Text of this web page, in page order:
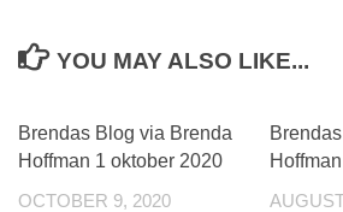
YOU MAY ALSO LIKE...
Brendas Blog via Brenda
Hoffman 1 oktober 2020
OCTOBER 9, 2020